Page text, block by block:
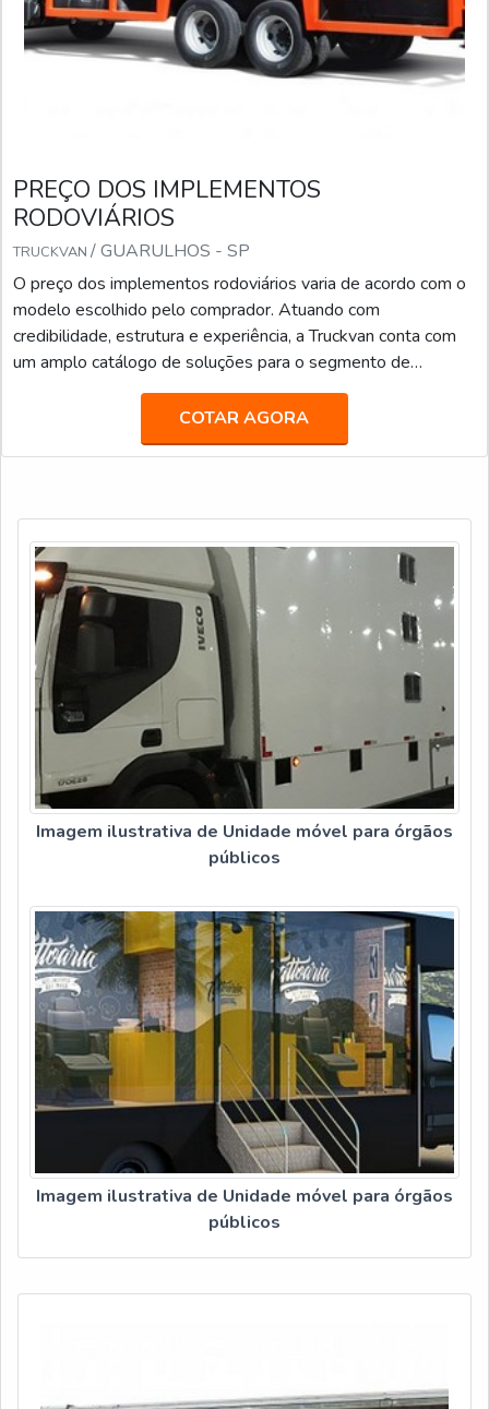
PREÇO DOS IMPLEMENTOS
RODOVIÁRIOS
TRUCKVAN / GUARULHOS - SP
O preço dos implementos rodoviários varia de acordo com o
modelo escolhido pelo comprador. Atuando com
credibilidade, estrutura e experiência, a Truckvan conta com
um amplo catálogo de soluções para o segmento de
transporte de pesados, tais como: Transporte de valores;
Semirreboque, bitrem e rodotrem sider; Piso móvel; Linha
Graneleira; Inloader; Furgão; Carroceria para transporte de
COTAR AGORA
Imagem ilustrativa de Unidade móvel para órgãos
públicos
Imagem ilustrativa de Unidade móvel para órgãos
públicos